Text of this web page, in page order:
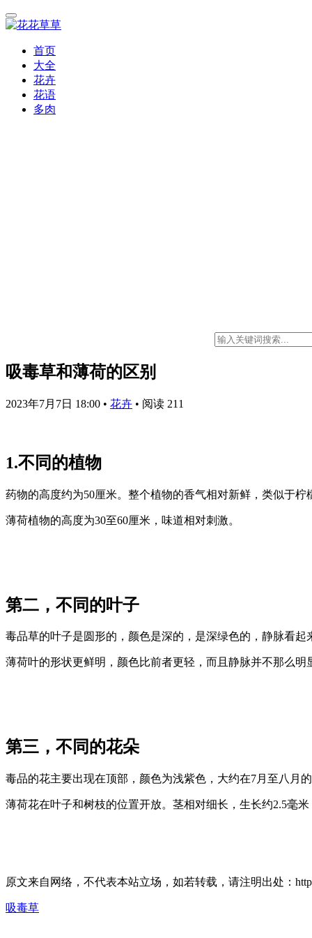
首页
大全
花卉
花语
多肉
吸毒草和薄荷的区别
2023年7月7日 18:00 • 花卉 • 阅读 211
1.不同的植物
药物的高度约为50厘米。整个植物的香气相对新鲜，类似于柠
薄荷植物的高度为30至60厘米，味道相对刺激。
第二，不同的叶子
毒品草的叶子是圆形的，颜色是深的，是深绿色的，静脉看起
薄荷叶的形状更鲜明，颜色比前者更轻，而且静脉并不那么明
第三，不同的花朵
毒品的花主要出现在顶部，颜色为浅紫色，大约在7月至八月的
薄荷花在叶子和树枝的位置开放。茎相对细长，生长约2.5毫米
原文来自网络，不代表本站立场，如若转载，请注明出处：
吸毒草